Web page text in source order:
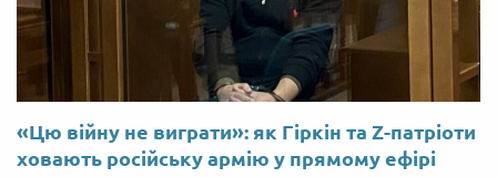
«Цю війну не виграти»: як Гіркін та Z-патріоти
ховають російську армію у прямому ефірі